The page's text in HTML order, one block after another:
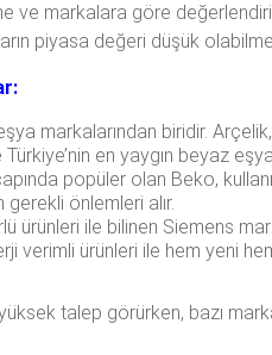
ve markalara göre
piyasa değeri düşük
markalarından biridir.
en yaygın beyaz
popüler olan Beko,
gerekli önlemleri alır.
ürünleri ile bilinen Siemens
verimli ürünleri ile hem yeni
talep görürken, bazı